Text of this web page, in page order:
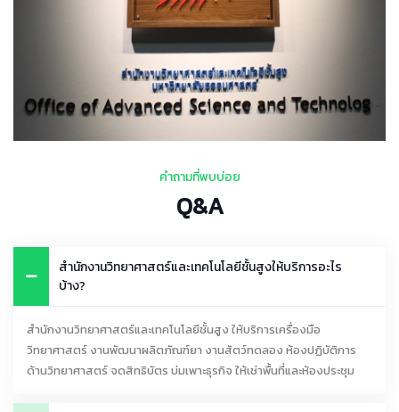
คำถามที่พบบ่อย
Q&A
สำนักงานวิทยาศาสตร์และเทคโนโลยีชั้นสูงให้บริการอะไร
บ้าง?
สำนักงานวิทยาศาสตร์และเทคโนโลยีชั้นสูง ให้บริการเครื่องมือ
วิทยาศาสตร์ งานพัฒนาผลิตภัณฑ์ยา งานสัตว์ทดลอง ห้องปฏิบัติการ
ด้านวิทยาศาสตร์ จดสิทธิบัตร บ่มเพาะธุรกิจ ให้เช่าพื้นที่และห้องประชุม